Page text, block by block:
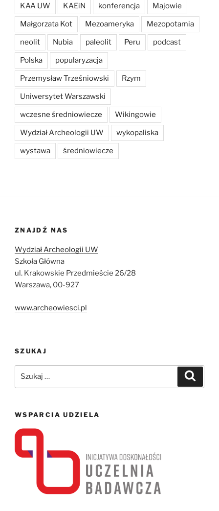
KAA UW KAEiN konferencja Majowie
Małgorzata Kot Mezoameryka Mezopotamia
neolit Nubia paleolit Peru podcast
Polska popularyzacja
Przemysław Trześniowski Rzym
Uniwersytet Warszawski
wczesne średniowiecze Wikingowie
Wydział Archeologii UW wykopaliska
wystawa średniowiecze
ZNAJDŹ NAS
Wydział Archeologii UW
Szkoła Główna
ul. Krakowskie Przedmieście 26/28
Warszawa, 00-927
www.archeowiesci.pl
SZUKAJ
WSPARCIA UDZIELA